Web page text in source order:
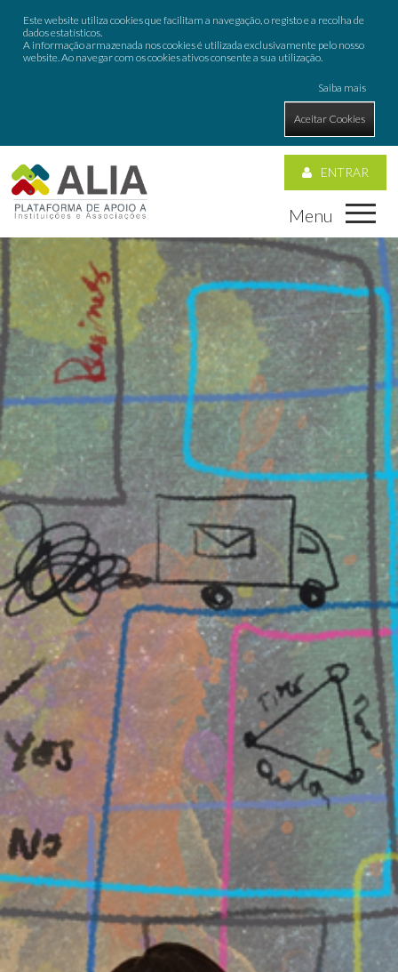
Este website utiliza cookies que facilitam a navegação, o registo e a recolha de
dados estatísticos.
A informação armazenada nos cookies é utilizada exclusivamente pelo nosso
website. Ao navegar com os cookies ativos consente a sua utilização.
Saiba mais
Aceitar Cookies
ENTRAR
Menu